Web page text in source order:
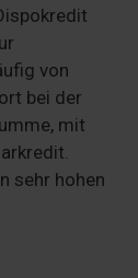
von
bei der
mit
sehr hohen